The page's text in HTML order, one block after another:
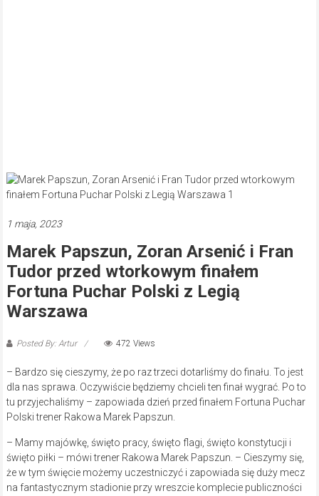
1 maja, 2023
Marek Papszun, Zoran Arsenić i Fran
Tudor przed wtorkowym finałem
Fortuna Puchar Polski z Legią
Warszawa
Posted By: Artur 472 Views
– Bardzo się cieszymy, że po raz trzeci dotarliśmy do finału. To jest
dla nas sprawa. Oczywiście będziemy chcieli ten finał wygrać. Po to
tu przyjechaliśmy – zapowiada dzień przed finałem Fortuna Puchar
Polski trener Rakowa Marek Papszun.
– Mamy majówkę, święto pracy, święto flagi, święto konstytucji i
święto piłki – mówi trener Rakowa Marek Papszun. – Cieszymy się,
że w tym święcie możemy uczestniczyć i zapowiada się duży mecz
na fantastycznym stadionie przy wreszcie komplecie publiczności